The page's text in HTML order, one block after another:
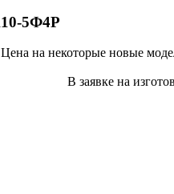
Цена на некоторые новые
В заявке на